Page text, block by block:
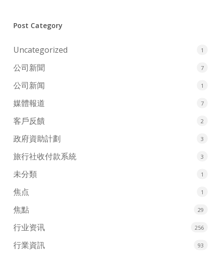
Post Category
Uncategorized 1
公司新聞 7
公司新闻 1
媒體報道 7
客戶反饋 2
政府資助計劃 3
旅行社收付款系統 3
未分類 1
焦点 1
焦點 29
行业资讯 256
行業資訊 93